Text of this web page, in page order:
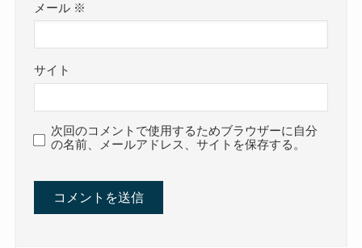
メール ※
サイト
次回のコメントで使用するためブラウザーに自分
の名前、メールアドレス、サイトを保存する。